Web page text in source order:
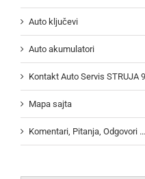
Auto ključevi
Auto akumulatori
Kontakt Auto Servis STRUJA
Mapa sajta
Komentari, Pitanja, Odgovori …